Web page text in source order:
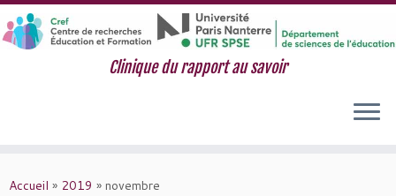
au
Clinique du rapport au savoir
Accueil » 2019 » novembre